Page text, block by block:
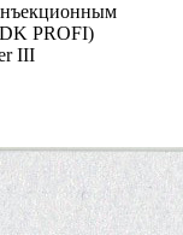
PROFI)
III